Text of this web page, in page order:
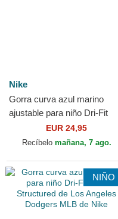
Nike
Gorra curva azul marino
ajustable para niño Dri-Fit
Club Structured de Boston
Red Sox MLB de Nike
EUR 24,95
Recíbelo mañana, 7 ago.
NIÑO